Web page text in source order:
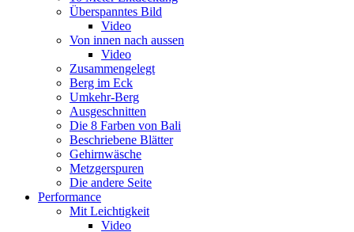
Überspanntes Bild
Video
Von innen nach aussen
Video
Zusammengelegt
Berg im Eck
Umkehr-Berg
Ausgeschnitten
Die 8 Farben von Bali
Beschriebene Blätter
Gehirnwäsche
Metzgerspuren
Die andere Seite
Performance
Mit Leichtigkeit
Video